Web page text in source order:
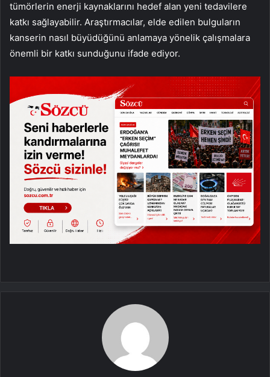
tümörlerin enerji kaynaklarını hedef alan yeni tedavilere
katkı sağlayabilir. Araştırmacılar, elde edilen bulguların
kanserin nasıl büyüdüğünü anlamaya yönelik çalışmalara
önemli bir katkı sunduğunu ifade ediyor.